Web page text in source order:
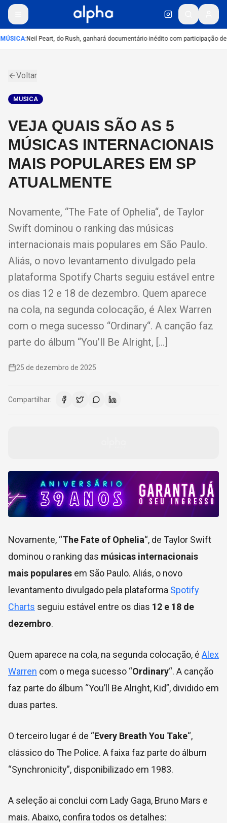
:Neil Peart, do Rush, ganhará documentário inédito com participação de
Voltar
MUSICA
VEJA QUAIS SÃO AS 5
MÚSICAS INTERNACIONAIS
MAIS POPULARES EM SP
ATUALMENTE
Novamente, “The Fate of Ophelia“, de Taylor
Swift dominou o ranking das músicas
internacionais mais populares em São Paulo.
Aliás, o novo levantamento divulgado pela
plataforma Spotify Charts seguiu estável entre
os dias 12 e 18 de dezembro. Quem aparece
na cola, na segunda colocação, é Alex Warren
com o mega sucesso “Ordinary“. A canção faz
parte do álbum “You’ll Be Alright, […]
25 de dezembro de 2025
Compartilhar:
Novamente, “The Fate of Ophelia“, de Taylor Swift
dominou o ranking das músicas internacionais
mais populares em São Paulo. Aliás, o novo
levantamento divulgado pela plataforma Spotify
Charts seguiu estável entre os dias 12 e 18 de
dezembro.
Quem aparece na cola, na segunda colocação, é Alex
Warren com o mega sucesso “Ordinary“. A canção
faz parte do álbum “You’ll Be Alright, Kid”, dividido em
duas partes.
O terceiro lugar é de “Every Breath You Take“,
clássico do The Police. A faixa faz parte do álbum
“Synchronicity”, disponibilizado em 1983.
A seleção ai conclui com Lady Gaga, Bruno Mars e
mais. Abaixo, confira todos os detalhes: